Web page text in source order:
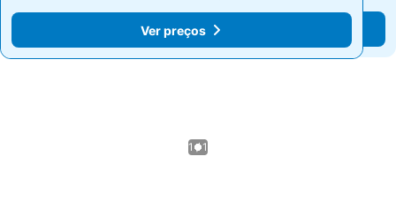
Ver preços
Ver preços
1 / 1